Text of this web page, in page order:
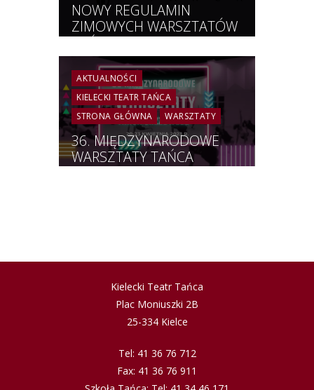
NOWY REGULAMIN
ZIMOWYCH WARSZTATÓW
TAŃCA Z PEDAGOGAMI
KTT | 14-16 stycznia 2022
AKTUALNOŚCI
KIELECKI TEATR TAŃCA
STRONA GŁÓWNA
WARSZTATY
36. MIĘDZYNARODOWE
WARSZTATY TAŃCA
JAZZOWEGO | 20 – 23
Kielecki Teatr Tańca
Plac Moniuszki 2B
25-334 Kielce
Tel: 41 36 76 712
Fax: 41 36 76 911